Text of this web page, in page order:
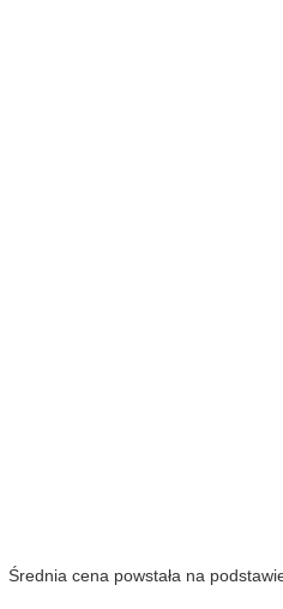
Średnia cena powstała na